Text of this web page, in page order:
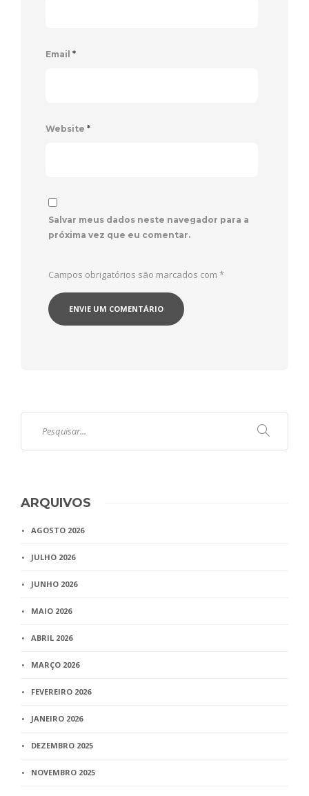
Email *
Website *
Salvar meus dados neste navegador para a
próxima vez que eu comentar.
Campos obrigatórios são marcados com *
ARQUIVOS
AGOSTO 2026
JULHO 2026
JUNHO 2026
MAIO 2026
ABRIL 2026
MARÇO 2026
FEVEREIRO 2026
JANEIRO 2026
DEZEMBRO 2025
NOVEMBRO 2025